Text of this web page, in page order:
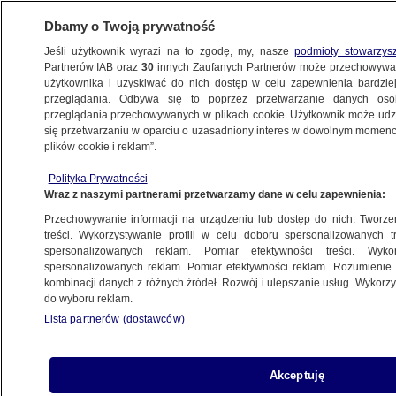
POLSKA
na pasażerów". Linie zawieszają rejsy, LOT
lata do Chin
30.01.2020, 06:40
Udostępnij
po nich samoloty, zachowując surowe środki
bezpieczeństwa. Maria Mikołajewska
Dbamy o Twoją prywatność
Jeśli użytkownik wyrazi na to zgodę, my, naszepodmioty
Partnerów IAB oraz30 innych Zaufanych Partnerów może
użytkownika i uzyskiwać do nich dostęp w celu zapewnienia
przeglądania. Odbywa się to poprzez przetwarzanie danych
przeglądania przechowywanych w plikach cookie. Użytkownik może
się przetwarzaniu w oparciu o uzasadniony interes w dowolnym
plików cookie i reklam”.
Polityka Prywatności
Wraz z naszymi partnerami przetwarzamy dane w celu zapewnienia:
Przechowywanie informacji na urządzeniu lub dostęp do nich.
treści. Wykorzystywanie profili w celu doboru spersonalizowanych
spersonalizowanych reklam. Pomiar efektywności treści.
spersonalizowanych reklam. Pomiar efektywności reklam.
kombinacji danych z różnych źródeł. Rozwój i ulepszanie usług.
do wyboru reklam.
Lista partnerów (dostawców)
Akceptuję